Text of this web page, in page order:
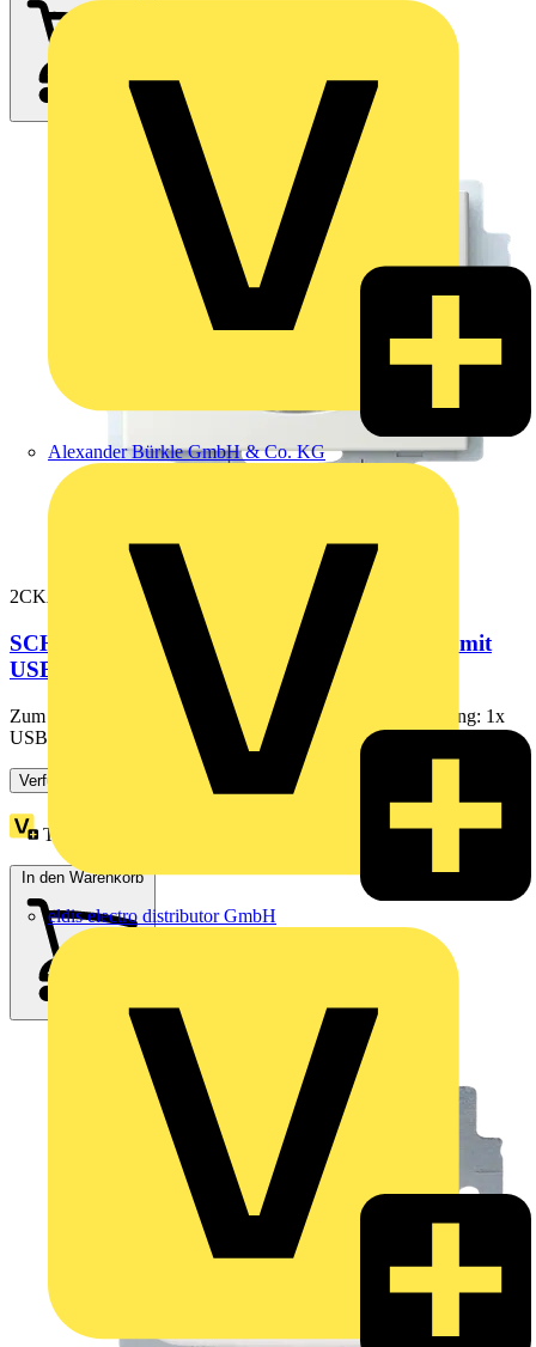
Alexander Bürkle GmbH & Co. KG
eldis electro distributor GmbH
2CKA002011A6298
SCHUKO® USB-Steckdosen-Einsatz Safety+ mit
USB A/C alpinweiß -...
Zum Anschließen von elektrischen Verbrauchern. Ausstattung: 1x
USB-A und 1x USB-C. Der USB-Anschluss dient zum Laden...
Verfügbar: 3 Händler
Treuepunkte:
In den Warenkorb